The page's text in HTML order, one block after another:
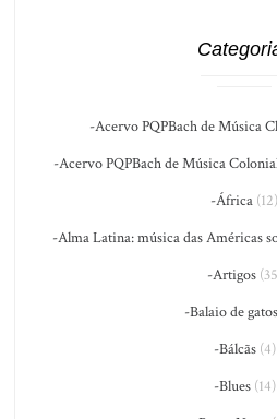
-Acervo PQPBach de Música
-Acervo PQPBach de Música
-África (12)
-Alma Latina: música das Américas
-Artigos
-Balaio de gatos
-Bálcãs(4)
-Blues(14)